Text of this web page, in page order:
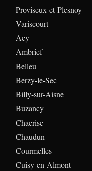
Proviseux-et-Plesnoy
Variscourt
Acy
Ambrief
Belleu
Berzy-le-Sec
Billy-sur-Aisne
Buzancy
Chacrise
Chaudun
Courmelles
Cuisy-en-Almont